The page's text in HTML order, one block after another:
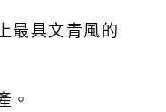
最具文青風的
。